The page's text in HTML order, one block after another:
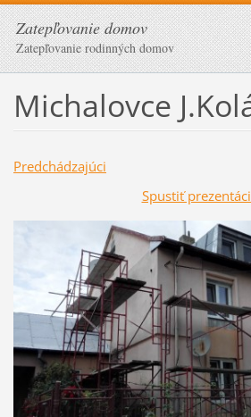
Zatepľovanie domov
Zatepľovanie rodinných domov
Michalovce
Predchádzajúci
Spustiť